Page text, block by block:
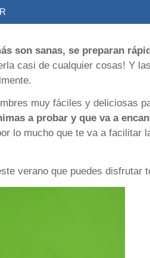
son sanas, se preparan
casi de cualquier cosas! Y
muy fáciles y deliciosas
a probar y que va a
lo mucho que te va a facilitar
verano que puedes disfrutar